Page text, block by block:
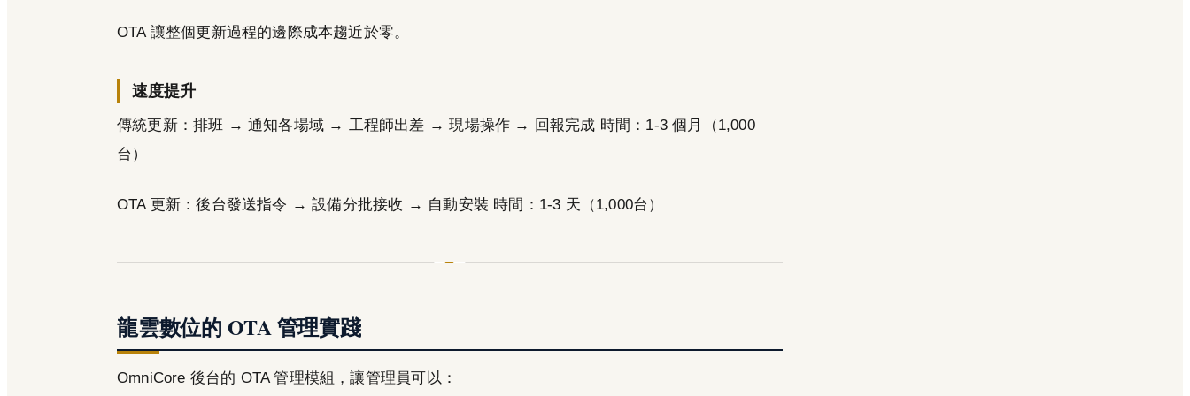
OTA 讓整個更新過程的邊際成本趨近於零。
速度提升
傳統更新：排班 → 通知各場域 → 工程師出差 → 現場操作 → 回報完成 時間：1-3 個月（1,000
台）
OTA 更新：後台發送指令 → 設備分批接收 → 自動安裝 時間：1-3 天（1,000台）
龍雲數位的 OTA 管理實踐
OmniCore 後台的 OTA 管理模組，讓管理員可以：